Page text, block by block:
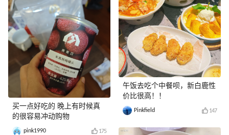
买一点好吃的 晚上有时候真
的很容易冲动购物
pink1990 175
午饭去吃个中餐呗，新白鹿性
价比很高！！
Pinkfield 147